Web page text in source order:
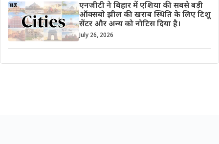
एनजीटी ने बिहार में एशिया की सबसे बड़ी
ऑक्सबो झील की खराब स्थिति के लिए टिशू
सेंटर और अन्य को नोटिस दिया है।
July 26, 2026